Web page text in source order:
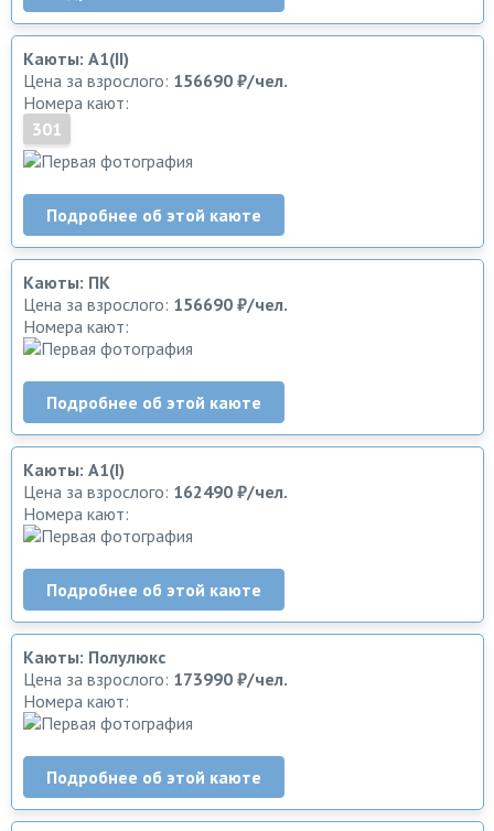
Каюты: А1(II)
Цена за взрослого: 156690 ₽/чел.
Номера кают:
301
Подробнее об этой каюте
Каюты: ПК
Цена за взрослого: 156690 ₽/чел.
Номера кают:
Подробнее об этой каюте
Каюты: А1(I)
Цена за взрослого: 162490 ₽/чел.
Номера кают:
Подробнее об этой каюте
Каюты: Полулюкс
Цена за взрослого: 173990 ₽/чел.
Номера кают:
Подробнее об этой каюте